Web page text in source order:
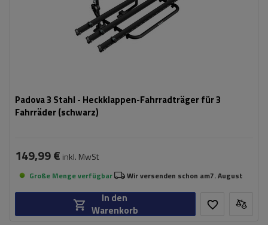
Padova 3 Stahl - Heckklappen-Fahrradträger für 3
Fahrräder (schwarz)
149,99 € inkl. MwSt
Große Menge verfügbar Wir versenden schon am7. August
In den
Warenkorb